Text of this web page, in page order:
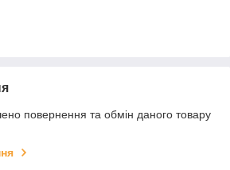
повернення та обмін даного товару